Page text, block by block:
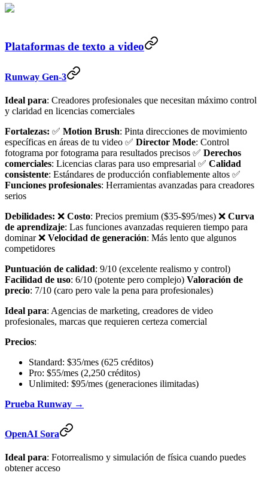
Plataformas de texto a video
Runway Gen-3
Ideal para: Creadores profesionales que necesitan máximo control
y claridad en licencias comerciales
Fortalezas: ✅ Motion Brush: Pinta direcciones de movimiento
específicas en áreas de tu video ✅ Director Mode: Control
fotograma por fotograma para resultados precisos ✅ Derechos
comerciales: Licencias claras para uso empresarial ✅ Calidad
consistente: Estándares de producción confiablemente altos ✅
Funciones profesionales: Herramientas avanzadas para creadores
serios
Debilidades: ❌ Costo: Precios premium ($35-$95/mes) ❌ Curva
de aprendizaje: Las funciones avanzadas requieren tiempo para
dominar ❌ Velocidad de generación: Más lento que algunos
competidores
Puntuación de calidad: 9/10 (excelente realismo y control)
Facilidad de uso: 6/10 (potente pero complejo) Valoración de
precio: 7/10 (caro pero vale la pena para profesionales)
Ideal para: Agencias de marketing, creadores de video
profesionales, marcas que requieren certeza comercial
Precios:
Standard: $35/mes (625 créditos)
Pro: $55/mes (2,250 créditos)
Unlimited: $95/mes (generaciones ilimitadas)
Prueba Runway →
OpenAI Sora
Ideal para: Fotorrealismo y simulación de física cuando puedes
obtener acceso